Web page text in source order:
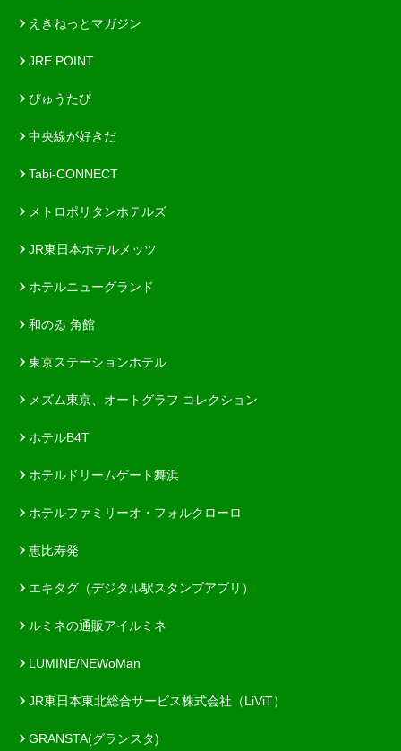
えきねっとマガジン
JRE POINT
びゅうたび
中央線が好きだ
Tabi-CONNECT
メトロポリタンホテルズ
JR東日本ホテルメッツ
ホテルニューグランド
和のゐ 角館
東京ステーションホテル
メズム東京、オートグラフ コレクション
ホテルB4T
ホテルドリームゲート舞浜
ホテルファミリーオ・フォルクローロ
恵比寿発
エキタグ（デジタル駅スタンプアプリ）
ルミネの通販アイルミネ
LUMINE/NEWoMan
JR東日本東北総合サービス株式会社（LiViT）
GRANSTA(グランスタ)